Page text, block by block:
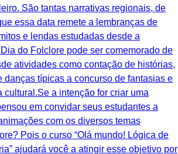
São tantas narrativas regionais, de
essa data remete a lembranças de
e lendas estudadas desde a
do Folclore pode ser comemorado de
atividades como contação de histórias,
danças típicas a concurso de fantasias e
cultural.Se a intenção for criar uma
em convidar seus estudantes a
com os diversos temas
Pois o curso “Olá mundo! Lógica de
ajudará você a atingir esse objetivo por